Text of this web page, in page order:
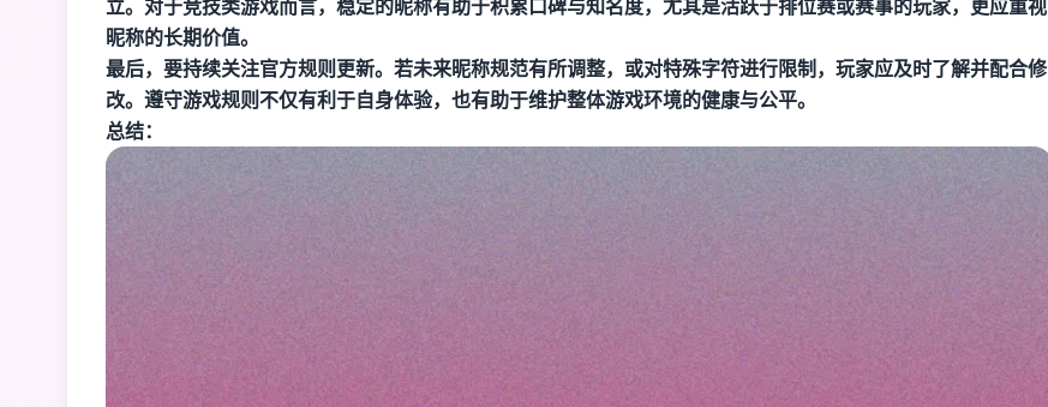
立。对于竞技类游戏而言，稳定的昵称有助于积累口碑与知名度，尤其是活跃于排位赛或赛事的玩家，更应重视
昵称的长期价值。
最后，要持续关注官方规则更新。若未来昵称规范有所调整，或对特殊字符进行限制，玩家应及时了解并配合修
改。遵守游戏规则不仅有利于自身体验，也有助于维护整体游戏环境的健康与公平。
总结：